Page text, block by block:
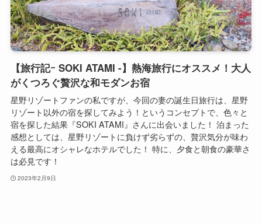
【旅行記ｰ SOKI ATAMI -】熱海旅行にオススメ！大人
がくつろぐ贅沢な和モダンお宿
星野リゾートファンの私ですが、今回の妻の誕生日旅行は、星野
リゾート以外の宿を探してみよう！というコンセプトで、色々と
宿を探した結果『SOKI ATAMI』さんに出会いました！ 泊まった
感想としては、星野リゾートに負けず劣らずの、贅沢気分が味わ
える最高にオシャレなホテルでした！ 特に、夕食と朝食の豪華さ
は必見です！
2023年2月9日